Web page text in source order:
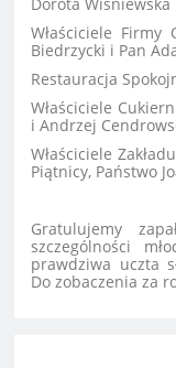
Właściciele
Biedrzycki i Pan
Restauracja
Właściciele
i Andrzej
Właściciele
Piątnicy, Państwo
Gratulujemy
szczególności
prawdziwa uczta
Do zobaczenia za